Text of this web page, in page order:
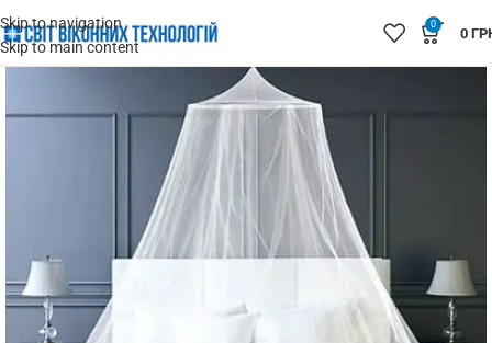
Skip to navigation
Skip to main content
0
0